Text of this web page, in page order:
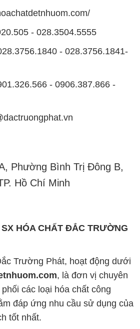
- 028.3504.5555
- 028.3756.1841-
- 0906.387.866 -
Phường Bình Trị Đông B,
Hồ Chí Minh
HÓA CHẤT ĐẮC TRƯỜNG
Trường Phát, hoạt động dưới
, là đơn vị chuyên
các loại hóa chất công
đáp ứng nhu cầu sử dụng của
tốt nhất.